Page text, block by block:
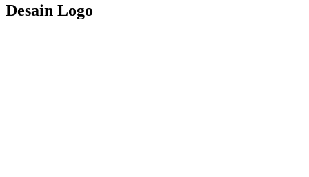
Desain Logo